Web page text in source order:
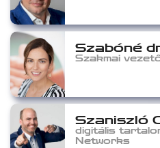
Szabóné
Szakmai
Szaniszló
digitális
Networks